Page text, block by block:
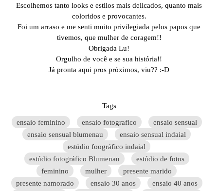
Escolhemos tanto looks e estilos mais delicados, quanto mais
coloridos e provocantes.
Foi um arraso e me senti muito privilegiada pelos papos que
tivemos, que mulher de coragem!!
Obrigada Lu!
Orgulho de você e se sua história!!
Já pronta aqui pros próximos, viu?? :-D
Tags
ensaio feminino
ensaio fotografico
ensaio sensual
ensaio sensual blumenau
ensaio sensual indaial
estúdio foográfico indaial
estúdio fotográfico Blumenau
estúdio de fotos
feminino
mulher
presente marido
presente namorado
ensaio 30 anos
ensaio 40 anos